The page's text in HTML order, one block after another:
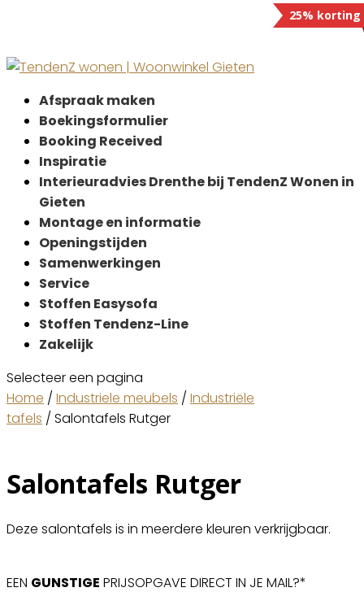
Afspraak maken
Boekingsformulier
Booking Received
Inspiratie
Interieuradvies Drenthe bij TendenZ Wonen in
Gieten
Montage en informatie
Openingstijden
Samenwerkingen
Service
Stoffen Easysofa
Stoffen Tendenz-Line
Zakelijk
Selecteer een pagina
Home / Industriele meubels / Industriële
tafels / Salontafels Rutger
Salontafels Rutger
Deze salontafels is in meerdere kleuren verkrijgbaar.
EEN GUNSTIGE PRIJSOPGAVE DIRECT IN JE MAIL?*
25% korting